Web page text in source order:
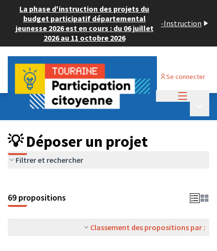
La phase d'instruction des projets du
budget participatif départemental
jeunesse 2026 est en cours : du 06 juillet
2026 au 11 octobre 2026
-Instruction
Se connecter
Budget Participatif ADULTE 2024
💡 Déposer un projet
💡 Déposer un projet
Filtrer et rechercher
69 propositions
Classement des propositions par :